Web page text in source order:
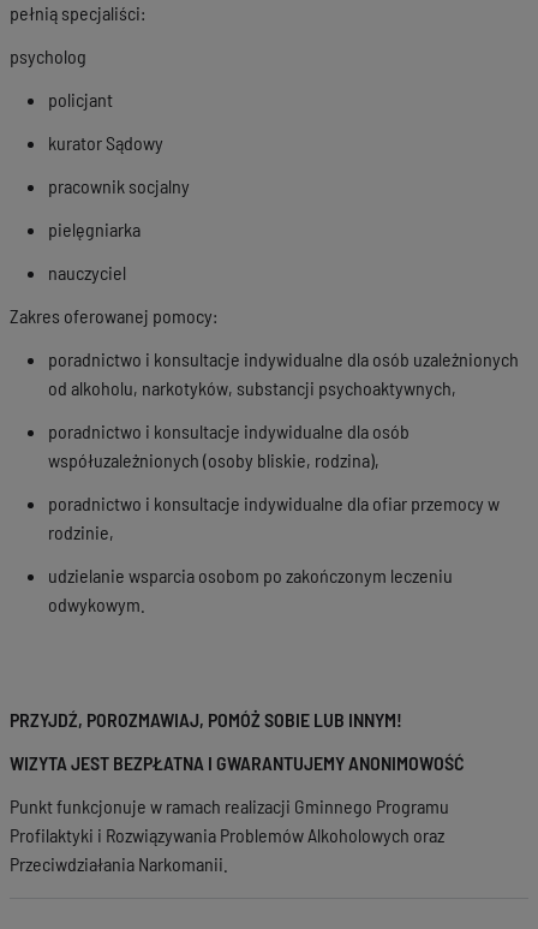
pełnią specjaliści:
psycholog
policjant
kurator Sądowy
pracownik socjalny
pielęgniarka
nauczyciel
Zakres oferowanej pomocy:
poradnictwo i konsultacje indywidualne dla osób uzależnionych
od alkoholu, narkotyków, substancji psychoaktywnych,
poradnictwo i konsultacje indywidualne dla osób
współuzależnionych (osoby bliskie, rodzina),
poradnictwo i konsultacje indywidualne dla ofiar przemocy w
rodzinie,
udzielanie wsparcia osobom po zakończonym leczeniu
odwykowym.
PRZYJDŹ, POROZMAWIAJ, POMÓŻ SOBIE LUB INNYM!
WIZYTA JEST BEZPŁATNA I GWARANTUJEMY ANONIMOWOŚĆ
Punkt funkcjonuje w ramach realizacji Gminnego Programu
Profilaktyki i Rozwiązywania Problemów Alkoholowych oraz
Przeciwdziałania Narkomanii.